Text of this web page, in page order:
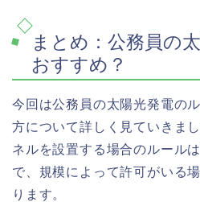
まとめ：公務員の
おすすめ？
今回は公務員の太陽光発電の
方について詳しく見ていきま
ネルを設置する場合のルール
で、規模によって許可がいる
ります。